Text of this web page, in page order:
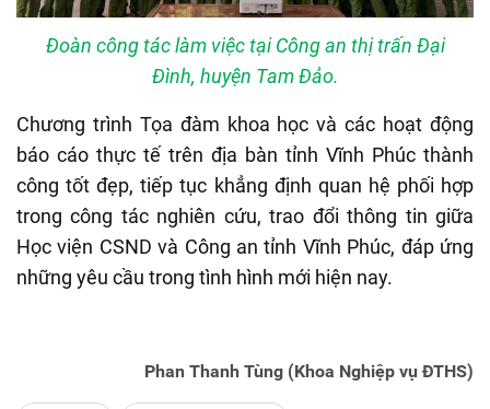
Đoàn công tác làm việc tại Công an thị trấn Đại
Đình, huyện Tam Đảo.
Chương trình Tọa đàm khoa học và các hoạt động
báo cáo thực tế trên địa bàn tỉnh Vĩnh Phúc thành
công tốt đẹp, tiếp tục khẳng định quan hệ phối hợp
trong công tác nghiên cứu, trao đổi thông tin giữa
Học viện CSND và Công an tỉnh Vĩnh Phúc, đáp ứng
những yêu cầu trong tình hình mới hiện nay.
Phan Thanh Tùng (Khoa Nghiệp vụ ĐTHS)